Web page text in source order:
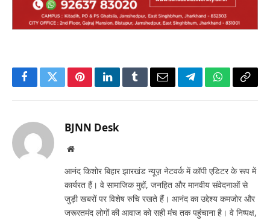
FacebookTwitterPinterestLinkedInTumblrEmailTelegramWhatsApp
Copy
BJNN Desk
Website
आनंद किशोर बिहार झारखंड न्यूज़ नेटवर्क में कॉपी एडिटर के रूप में
कार्यरत हैं। वे सामाजिक मुद्दों, जनहित और मानवीय संवेदनाओं से
जुड़ी खबरों पर विशेष रुचि रखते हैं। आनंद का उद्देश्य कमजोर और
जरूरतमंद लोगों की आवाज को सही मंच तक पहुंचाना है। वे निष्पक्ष,